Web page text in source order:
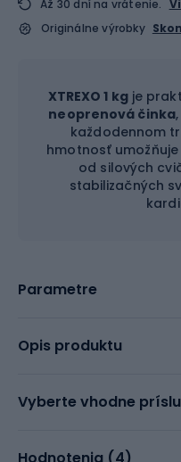
Až 30 dní na vrátenie.
Originálne výrobky
XTREXO 1 kgje
neoprenová činka
každodennom
hmotnosť
od silových
stabilizačných
Parametre
Opis produktu
Vyberte vhodne